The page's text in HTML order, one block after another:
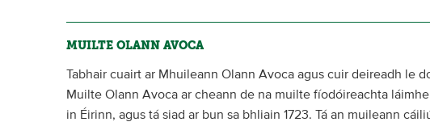
MUILTE OLANN AVOCA
Tabhair cuairt ar Mhuileann Olann Avoca agus cuir deireadh le
Muilte Olann Avoca ar cheann de na muilte fíodóireachta
in Éirinn, agus tá siad ar bun sa bhliain 1723. Tá an muileann